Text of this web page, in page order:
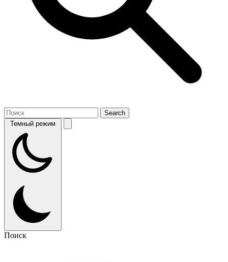
Темный режим
Поиск